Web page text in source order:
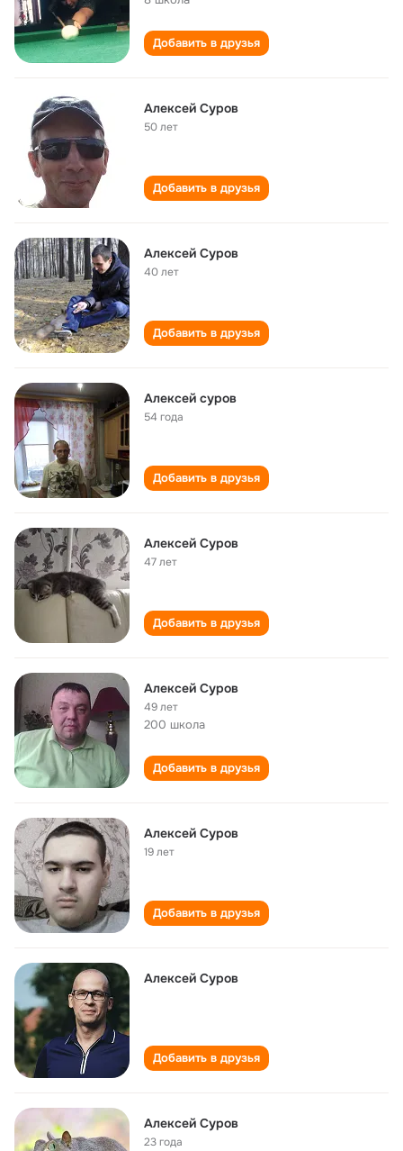
Добавить в друзья
Алексей Суров
50 лет
Добавить в друзья
Алексей Суров
40 лет
Добавить в друзья
Алексей суров
54 года
Добавить в друзья
Алексей Суров
47 лет
Добавить в друзья
Алексей Суров
49 лет
200 школа
Добавить в друзья
Алексей Суров
19 лет
Добавить в друзья
Алексей Суров
Добавить в друзья
Алексей Суров
23 года